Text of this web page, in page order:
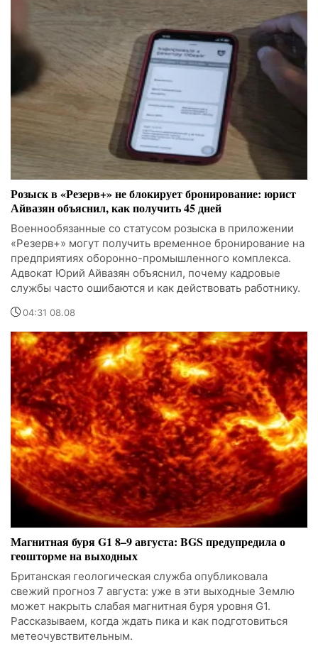
Розыск в «Резерв+» не блокирует бронирование: юрист
Айвазян объяснил, как получить 45 дней
Военнообязанные со статусом розыска в приложении
«Резерв+» могут получить временное бронирование на
предприятиях оборонно-промышленного комплекса.
Адвокат Юрий Айвазян объяснил, почему кадровые
службы часто ошибаются и как действовать работнику.
04:31 08.08
Магнитная буря G1 8–9 августа: BGS предупредила о
геошторме на выходных
Британская геологическая служба опубликовала
свежий прогноз 7 августа: уже в эти выходные Землю
может накрыть слабая магнитная буря уровня G1.
Рассказываем, когда ждать пика и как подготовиться
метеочувствительным.